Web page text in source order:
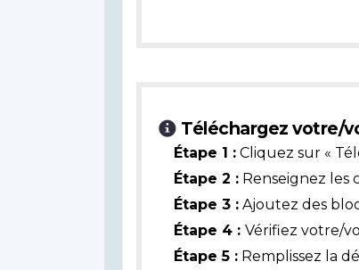
Téléchargez votre/
Étape 1 : Cliquez sur «
Étape 2 : Renseignez les
Étape 3 : Ajoutez des
Étape 4 : Vérifiez votre/
Étape 5 : Remplissez la